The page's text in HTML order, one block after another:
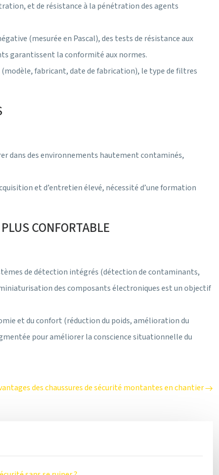
et de résistance à la pénétration des agents
(mesurée en Pascal), des tests de résistance aux
garantissent la conformité aux normes.
fabricant, date de fabrication), le type de filtres
dans des environnements hautement contaminés,
et d’entretien élevé, nécessité d’une formation
CONFORTABLE
de détection intégrés (détection de contaminants,
des composants électroniques est un objectif
et du confort (réduction du poids, amélioration du
pour améliorer la conscience situationnelle du
des chaussures de sécurité montantes en chantier